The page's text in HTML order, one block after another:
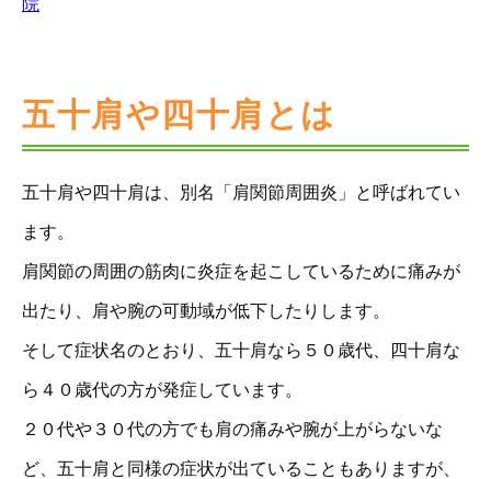
院
五十肩や四十肩とは
五十肩や四十肩は、別名「肩関節周囲炎」と呼ばれてい
ます。
肩関節の周囲の筋肉に炎症を起こしているために痛みが
出たり、肩や腕の可動域が低下したりします。
そして症状名のとおり、五十肩なら５０歳代、四十肩な
ら４０歳代の方が発症しています。
２０代や３０代の方でも肩の痛みや腕が上がらないな
ど、五十肩と同様の症状が出ていることもありますが、